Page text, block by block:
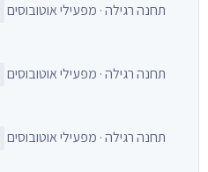
תחנה רגילה · מפעילי אוטובוסים
תחנה רגילה · מפעילי אוטובוסים
תחנה רגילה · מפעילי אוטובוסים